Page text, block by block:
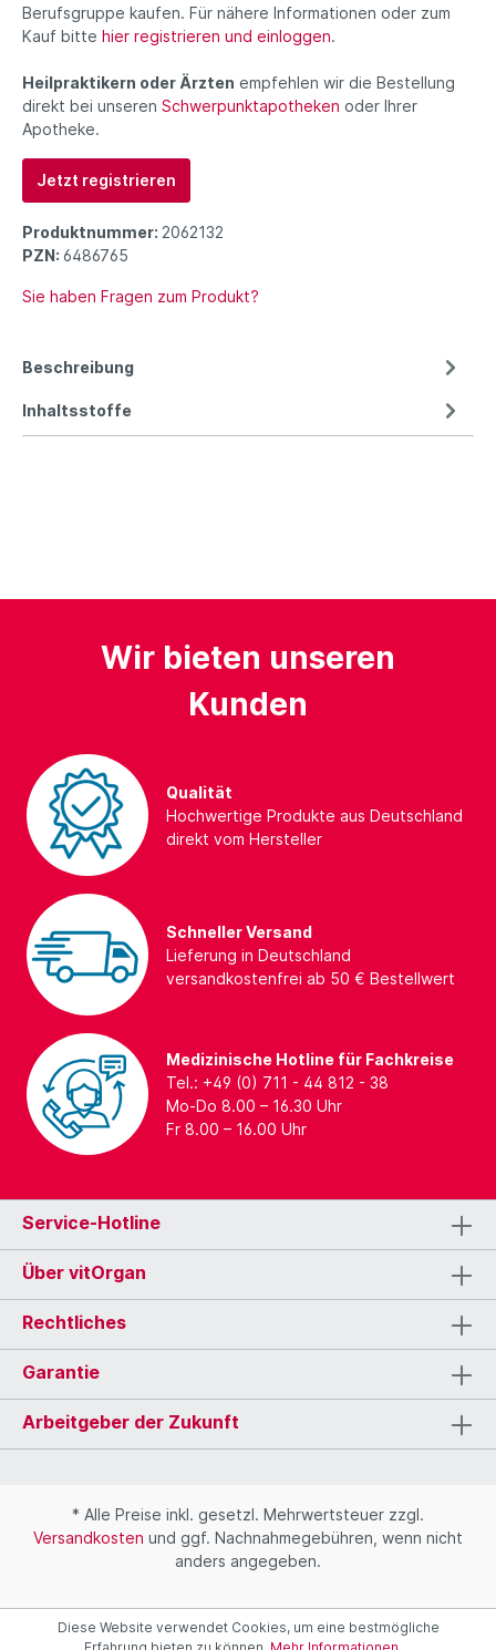
Berufsgruppe kaufen. Für nähere Informationen oder zum
Kauf bitte hier registrieren und einloggen.
Heilpraktikern oder Ärzten empfehlen wir die Bestellung
direkt bei unseren Schwerpunktapotheken oder Ihrer
Apotheke.
Jetzt registrieren
Produktnummer: 2062132
PZN: 6486765
Sie haben Fragen zum Produkt?
Beschreibung
Inhaltsstoffe
Wir bieten unseren
Kunden
Qualität
Hochwertige Produkte aus Deutschland
direkt vom Hersteller
Schneller Versand
Lieferung in Deutschland
versandkostenfrei ab 50 € Bestellwert
Medizinische Hotline für Fachkreise
Tel.: +49 (0) 711 - 44 812 - 38
Mo-Do 8.00 – 16.30 Uhr
Fr 8.00 – 16.00 Uhr
Service-Hotline
Über vitOrgan
Rechtliches
Garantie
Arbeitgeber der Zukunft
* Alle Preise inkl. gesetzl. Mehrwertsteuer zzgl.
Versandkosten und ggf. Nachnahmegebühren, wenn nicht
anders angegeben.
Diese Website verwendet Cookies, um eine bestmögliche